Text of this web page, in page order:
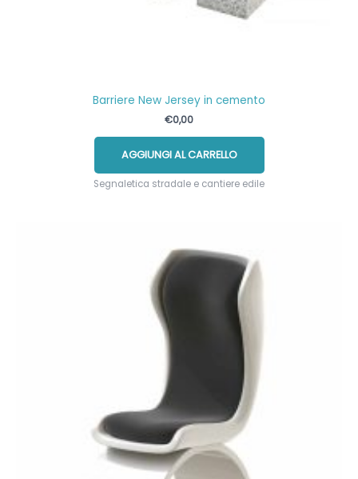
Barriere New Jersey in cemento
€0,00
AGGIUNGI AL CARRELLO
Segnaletica stradale e cantiere edile